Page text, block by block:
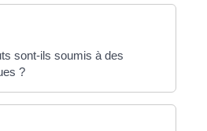
sont-ils soumis à des
?